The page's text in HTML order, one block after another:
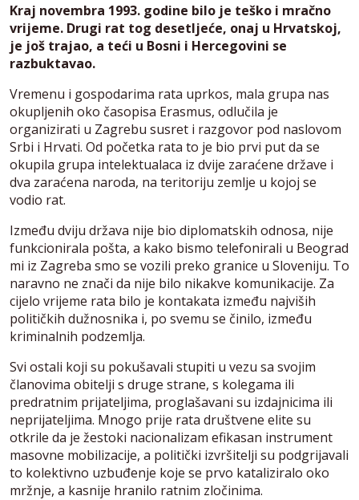
Kraj novembra 1993. godine bilo je teško i mračno
vrijeme. Drugi rat tog desetljeće, onaj u Hrvatskoj,
je još trajao, a teći u Bosni i Hercegovini se
razbuktavao.
Vremenu i gospodarima rata uprkos, mala grupa nas
okupljenih oko časopisa Erasmus, odlučila je
organizirati u Zagrebu susret i razgovor pod naslovom
Srbi i Hrvati. Od početka rata to je bio prvi put da se
okupila grupa intelektualaca iz dvije zaraćene države i
dva zaraćena naroda, na teritoriju zemlje u kojoj se
vodio rat.
Između dviju država nije bio diplomatskih odnosa, nije
funkcionirala pošta, a kako bismo telefonirali u Beograd
mi iz Zagreba smo se vozili preko granice u Sloveniju. To
naravno ne znači da nije bilo nikakve komunikacije. Za
cijelo vrijeme rata bilo je kontakata između najviših
političkih dužnosnika i, po svemu se činilo, između
kriminalnih podzemlja.
Svi ostali koji su pokušavali stupiti u vezu sa svojim
članovima obitelji s druge strane, s kolegama ili
predratnim prijateljima, proglašavani su izdajnicima ili
neprijateljima. Mnogo prije rata društvene elite su
otkrile da je žestoki nacionalizam efikasan instrument
masovne mobilizacije, a politički izvršitelji su podgrijavali
to kolektivno uzbuđenje koje se prvo kataliziralo oko
mržnje, a kasnije hranilo ratnim zločinima.